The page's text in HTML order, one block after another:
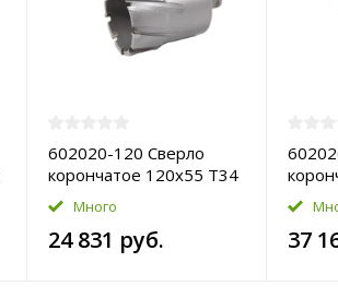
602020-120 Сверло
корончатое 120х55 T34
TCT-Pro
Много
24 831 руб.
TCT-
37